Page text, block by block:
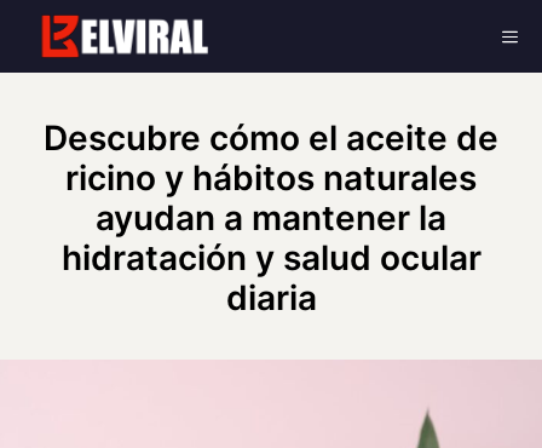
content
Descubre cómo el aceite de
ricino y hábitos naturales
ayudan a mantener la
hidratación y salud ocular
diaria